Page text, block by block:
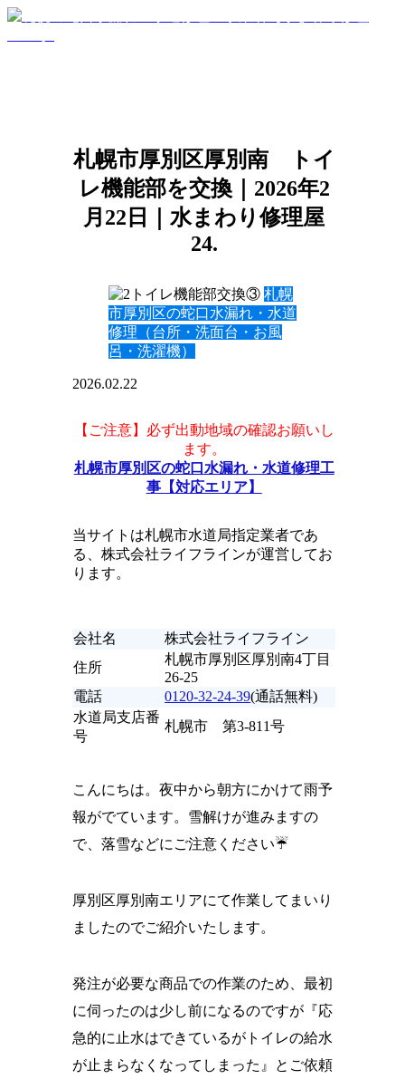
札幌市厚別区厚別南 トイ
レ機能部を交換｜2026年2
月22日｜水まわり修理屋
24.
札幌
市厚別区の蛇口水漏れ・水道
修理（台所・洗面台・お風
呂・洗濯機）
2026.02.22
【ご注意】必ず出動地域の確認お願いし
ます。
札幌市厚別区の蛇口水漏れ・水道修理工
事【対応エリア】
当サイトは札幌市水道局指定業者であ
る、株式会社ライフラインが運営してお
ります。
会社名
株式会社ライフライン
住所
札幌市厚別区厚別南4丁目
26-25
電話
0120-32-24-39(通話無料)
水道局支店番
号
札幌市 第3-811号
こんにちは。夜中から朝方にかけて雨予
報がでています。雪解けが進みますの
で、落雪などにご注意ください☔
厚別区厚別南エリアにて作業してまいり
ましたのでご紹介いたします。
発注が必要な商品での作業のため、最初
に伺ったのは少し前になるのですが『応
急的に止水はできているがトイレの給水
が止まらなくなってしまった』とご依頼